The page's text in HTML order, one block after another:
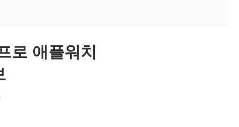
로 애플워치